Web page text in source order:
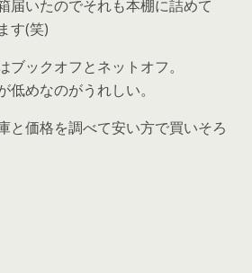
届いたのでそれも本棚に詰めて
す(笑)
ブックオフとネットオフ。
めなのがうれしい。
と価格を調べて安い方で買いそろ